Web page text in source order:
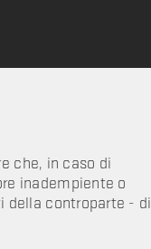
che, in caso di
inadempiente o
della controparte - di